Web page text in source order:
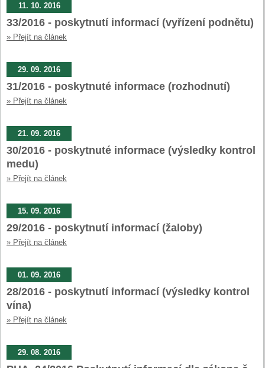
11. 10. 2016
33/2016 - poskytnutí informací (vyřízení podnětu)
» Přejít na článek
29. 09. 2016
31/2016 - poskytnuté informace (rozhodnutí)
» Přejít na článek
21. 09. 2016
30/2016 - poskytnuté informace (výsledky kontrol
medu)
» Přejít na článek
15. 09. 2016
29/2016 - poskytnutí informací (žaloby)
» Přejít na článek
01. 09. 2016
28/2016 - poskytnutí informací (výsledky kontrol
vína)
» Přejít na článek
29. 08. 2016